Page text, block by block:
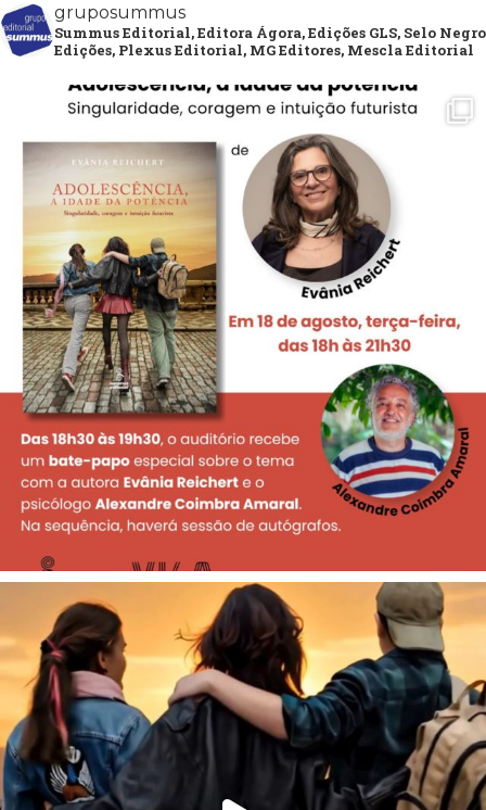
gruposummus
Summus Editorial, Editora Ágora, Edições GLS, Selo Negro
Edições, Plexus Editorial, MG Editores, Mescla Editorial